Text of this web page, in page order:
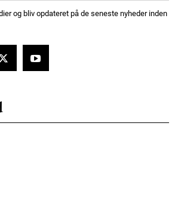
og bliv opdateret på de seneste nyheder inden